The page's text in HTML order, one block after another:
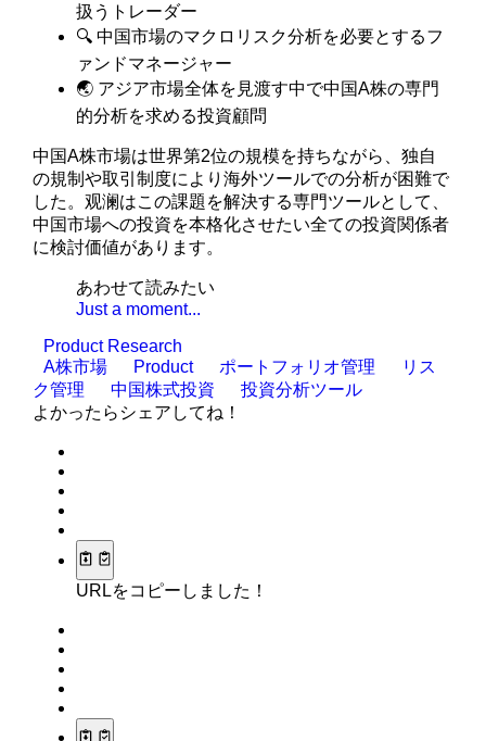
扱うトレーダー
🔍 中国市場のマクロリスク分析を必要とするフ
ァンドマネージャー
🌏 アジア市場全体を見渡す中で中国A株の専門
的分析を求める投資顧問
中国A株市場は世界第2位の規模を持ちながら、独自
の規制や取引制度により海外ツールでの分析が困難で
した。观澜はこの課題を解決する専門ツールとして、
中国市場への投資を本格化させたい全ての投資関係者
に検討価値があります。
あわせて読みたい
Just a moment...
Product Research
A株市場
Product ポートフォリオ管理
リス
ク管理
中国株式投資
投資分析ツール
よかったらシェアしてね！
URLをコピーしました！